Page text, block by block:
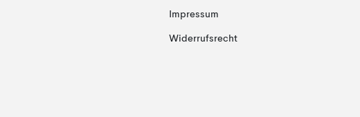
Impressum
Widerrufsrecht